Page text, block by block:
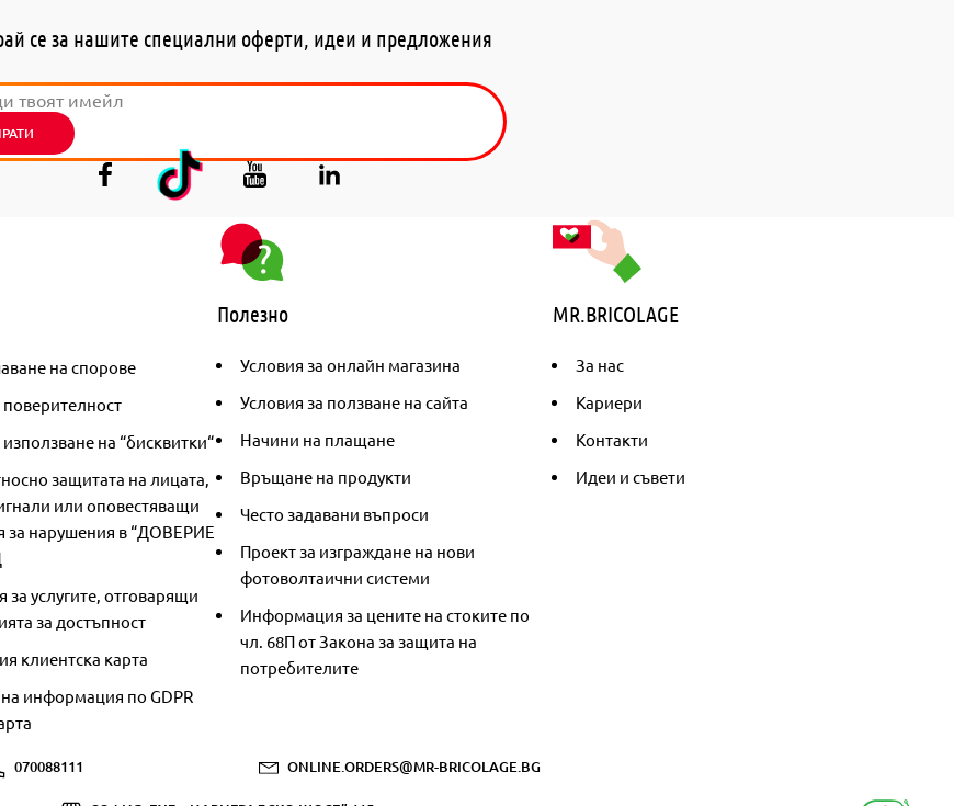
се за нашите специални оферти, идеи и предложения
на спорове
на “бисквитки“
защитата на лицата,
или оповестяващи
за нарушения в “ДОВЕРИЕ
услугите, отговарящи
за достъпност
клиентска карта
информация по GDPR
Полезно
Условия за онлайн магазина
Условия за ползване на сайта
Начини на плащане
Връщане на продукти
Често задавани въпроси
Проект за изграждане на нови
фотоволтаични системи
Информация за цените на стоките по
чл. 68П от Закона за защита на
потребителите
MR.BRICOLAGE
За нас
Кариери
Контакти
Идеи и съвети
070088111 ONLINE.ORDERS@MR-BRICOLAGE.BG